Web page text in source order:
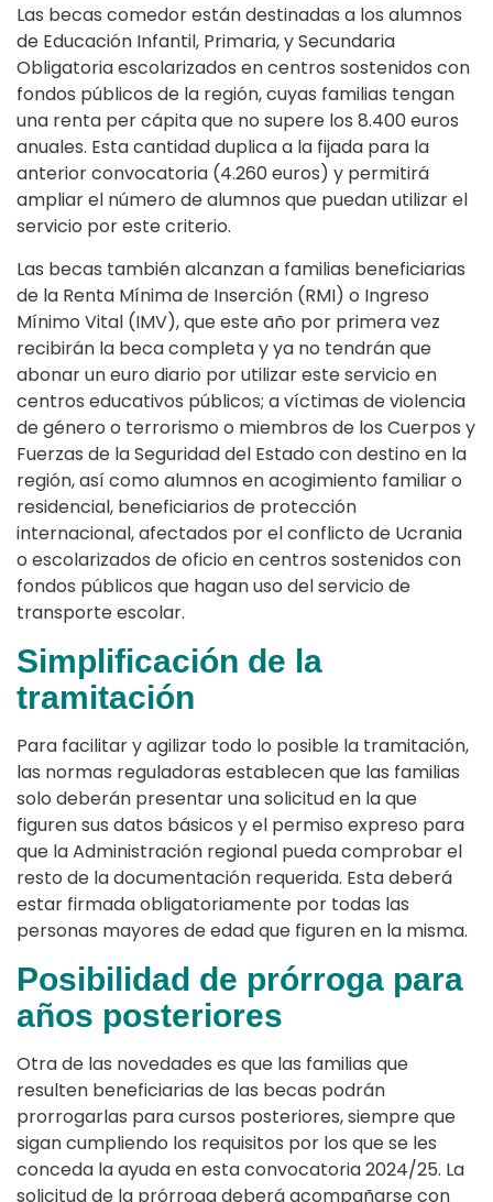
Las becas comedor están destinadas a los alumnos
de Educación Infantil, Primaria, y Secundaria
Obligatoria escolarizados en centros sostenidos con
fondos públicos de la región, cuyas familias tengan
una renta per cápita que no supere los 8.400 euros
anuales. Esta cantidad duplica a la fijada para la
anterior convocatoria (4.260 euros) y permitirá
ampliar el número de alumnos que puedan utilizar el
servicio por este criterio.
Las becas también alcanzan a familias beneficiarias
de la Renta Mínima de Inserción (RMI) o Ingreso
Mínimo Vital (IMV), que este año por primera vez
recibirán la beca completa y ya no tendrán que
abonar un euro diario por utilizar este servicio en
centros educativos públicos; a víctimas de violencia
de género o terrorismo o miembros de los Cuerpos y
Fuerzas de la Seguridad del Estado con destino en la
región, así como alumnos en acogimiento familiar o
residencial, beneficiarios de protección
internacional, afectados por el conflicto de Ucrania
o escolarizados de oficio en centros sostenidos con
fondos públicos que hagan uso del servicio de
transporte escolar.
Simplificación de la
tramitación
Para facilitar y agilizar todo lo posible la tramitación,
las normas reguladoras establecen que las familias
solo deberán presentar una solicitud en la que
figuren sus datos básicos y el permiso expreso para
que la Administración regional pueda comprobar el
resto de la documentación requerida. Esta deberá
estar firmada obligatoriamente por todas las
personas mayores de edad que figuren en la misma.
Posibilidad de prórroga para
años posteriores
Otra de las novedades es que las familias que
resulten beneficiarias de las becas podrán
prorrogarlas para cursos posteriores, siempre que
sigan cumpliendo los requisitos por los que se les
conceda la ayuda en esta convocatoria 2024/25. La
solicitud de la prórroga deberá acompañarse con